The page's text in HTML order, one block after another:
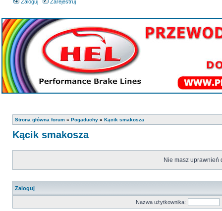
Zaloguj Zarejestruj
Strona główna forum » Pogaduchy » Kącik smakosza
Kącik smakosza
Nie masz uprawnień
Zaloguj
Nazwa użytkownika: